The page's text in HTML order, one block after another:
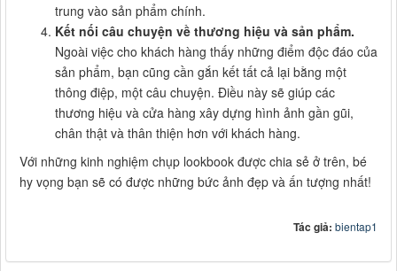
trung vào sản phẩm chính.
Kết nối câu chuyện về thương hiệu và sản phẩm.
Ngoài việc cho khách hàng thấy những điểm độc đáo của
sản phẩm, bạn cũng cần gắn kết tất cả lại bằng một
thông điệp, một câu chuyện. Điều này sẽ giúp các
thương hiệu và cửa hàng xây dựng hình ảnh gần gũi,
chân thật và thân thiện hơn với khách hàng.
Với những kinh nghiệm chụp lookbook được chia sẻ ở trên, bé
hy vọng bạn sẽ có được những bức ảnh đẹp và ấn tượng nhất!
Tác giả: bientap1